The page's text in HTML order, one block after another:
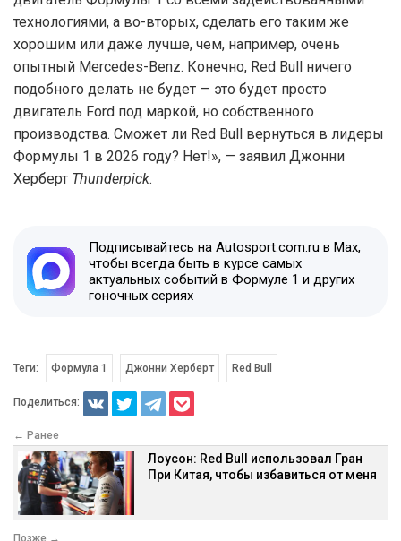
технологиями, а во-вторых, сделать его таким же
хорошим или даже лучше, чем, например, очень
опытный Mercedes-Benz. Конечно, Red Bull ничего
подобного делать не будет — это будет просто
двигатель Ford под маркой, но собственного
производства. Сможет ли Red Bull вернуться в лидеры
Формулы 1 в 2026 году? Нет!», — заявил Джонни
Херберт Thunderpick.
Подписывайтесь на Autosport.com.ru в Max,
чтобы всегда быть в курсе самых
актуальных событий в Формуле 1 и других
гоночных сериях
Теги: Формула 1 Джонни Херберт Red Bull
Поделиться:
← Ранее
Лоусон: Red Bull использовал Гран
При Китая, чтобы избавиться от меня
Позже →